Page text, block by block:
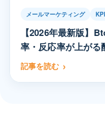
メールマーケティング
【2026年最新版】
率・反応率が上がる
記事を読む